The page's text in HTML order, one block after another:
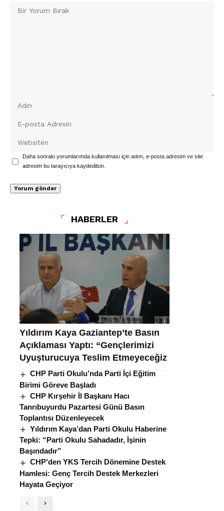
Daha sonraki yorumlarımda kullanılması için adım, e-posta adresim ve site
adresim bu tarayıcıya kaydedilsin.
HABERLER
Yıldırım Kaya Gaziantep’te Basın
Açıklaması Yaptı: “Gençlerimizi
Uyuşturucuya Teslim Etmeyeceğiz
CHP Parti Okulu’nda Parti İçi Eğitim
Birimi Göreve Başladı
CHP Kırşehir İl Başkanı Hacı
Tanrıbuyurdu Pazartesi Günü Basın
Toplantısı Düzenleyecek
Yıldırım Kaya’dan Parti Okulu Haberine
Tepki: “Parti Okulu Sahadadır, İşinin
Başındadır”
CHP’den YKS Tercih Dönemine Destek
Hamlesi: Genç Tercih Destek Merkezleri
Hayata Geçiyor